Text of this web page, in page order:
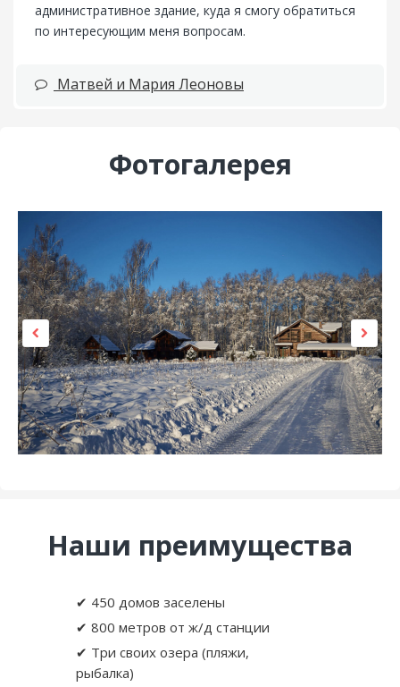
административное здание, куда я смогу обратиться
по интересующим меня вопросам.
Матвей и Мария Леоновы
Фотогалерея
Наши преимущества
✔ 450 домов заселены
✔ 800 метров от ж/д станции
✔ Три своих озера (пляжи,
рыбалка)